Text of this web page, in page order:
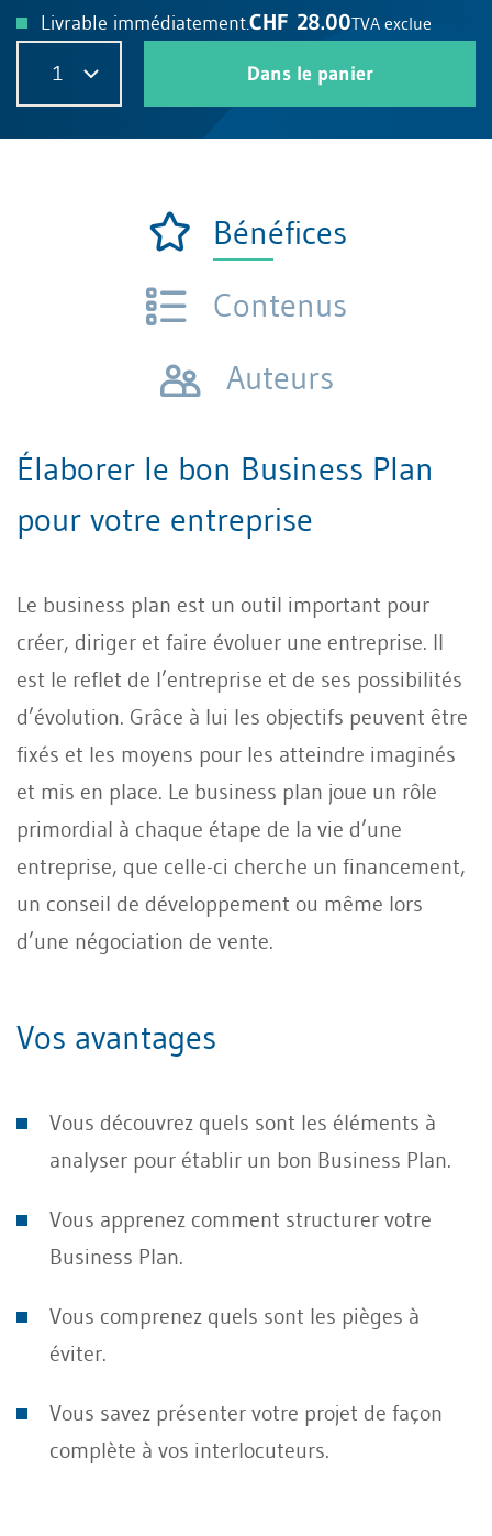
Livrable immédiatement.CHF 28.00TVA exclue
1 Dans le panier
Bénéfices
Contenus
Auteurs
Élaborer le bon Business Plan
pour votre entreprise
Le business plan est un outil important pour
créer, diriger et faire évoluer une entreprise. Il
est le reflet de l’entreprise et de ses possibilités
d’évolution. Grâce à lui les objectifs peuvent être
fixés et les moyens pour les atteindre imaginés
et mis en place. Le business plan joue un rôle
primordial à chaque étape de la vie d’une
entreprise, que celle-ci cherche un financement,
un conseil de développement ou même lors
d’une négociation de vente.
Vos avantages
Vous découvrez quels sont les éléments à
analyser pour établir un bon Business Plan.
Vous apprenez comment structurer votre
Business Plan.
Vous comprenez quels sont les pièges à
éviter.
Vous savez présenter votre projet de façon
complète à vos interlocuteurs.